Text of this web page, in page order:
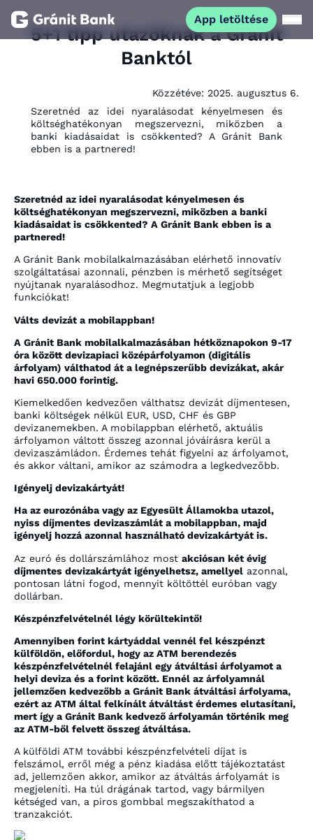
App letöltése
Magánszemélyeknek
Vállalkozásoknak
Fiataloknak
Kapcsolat
Netbank App letöltése
5+1 tipp utazóknak a Gránit
Banktól
Közzétéve: 2025. augusztus 6.
Szeretnéd az idei nyaralásodat kényelmesen és
költséghatékonyan megszervezni, miközben a
banki kiadásaidat is csökkented? A Gránit Bank
ebben is a partnered!
Szeretnéd az idei nyaralásodat kényelmesen és
költséghatékonyan megszervezni, miközben a banki
kiadásaidat is csökkented? A Gránit Bank ebben is a
partnered!
A Gránit Bank mobilalkalmazásában elérhető innovatív
szolgáltatásai azonnali, pénzben is mérhető segítséget
nyújtanak nyaralásodhoz. Megmutatjuk a legjobb
funkciókat!
Válts devizát a mobilappban!
A Gránit Bank mobilalkalmazásában hétköznapokon 9-17
óra között devizapiaci középárfolyamon (digitális
árfolyam) válthatod át a legnépszerűbb devizákat, akár
havi 650.000 forintig.
Kiemelkedően kedvezően válthatsz devizát díjmentesen,
banki költségek nélkül EUR, USD, CHF és GBP
devizanemekben. A mobilappban elérhető, aktuális
árfolyamon váltott összeg azonnal jóváírásra kerül a
devizaszámládon. Érdemes tehát figyelni az árfolyamot,
és akkor váltani, amikor az számodra a legkedvezőbb.
Igényelj devizakártyát!
Ha az eurozónába vagy az Egyesült Államokba utazol,
nyiss díjmentes devizaszámlát a mobilappban, majd
igényelj hozzá azonnal használható devizakártyát is.
Az euró és dollárszámlához most akciósan két évig
díjmentes devizakártyát igényelhetsz, amellyel azonnal,
pontosan látni fogod, mennyit költöttél euróban vagy
dollárban.
Készpénzfelvételnél légy körültekintő!
Amennyiben forint kártyáddal vennél fel készpénzt
külföldön, előfordul, hogy az ATM berendezés
készpénzfelvételnél felajánl egy átváltási árfolyamot a
helyi deviza és a forint között. Ennél az árfolyamnál
jellemzően kedvezőbb a Gránit Bank átváltási árfolyama,
ezért az ATM által felkínált átváltást érdemes elutasítani,
mert így a Gránit Bank kedvező árfolyamán történik meg
az ATM-ből felvett összeg átváltása.
A külföldi ATM további készpénzfelvételi díjat is
felszámol, erről még a pénz kiadása előtt tájékoztatást
ad, jellemzően akkor, amikor az átváltás árfolyamát is
megjeleníti. Ha túl drágának tartod, vagy bármilyen
kétséged van, a piros gombbal megszakíthatod a
tranzakciót.